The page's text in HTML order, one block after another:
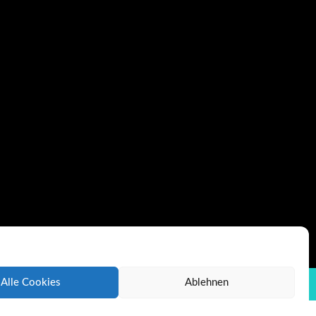
Alle Cookies Ablehnen
Link © 2020 pfannen-held.de